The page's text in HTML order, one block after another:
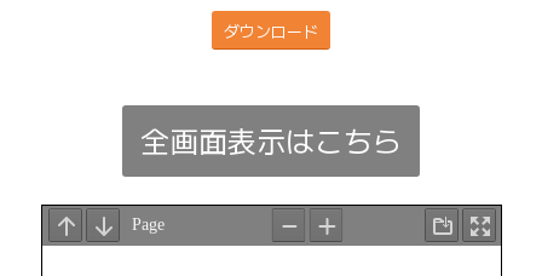
ダウンロード
全画面表示はこちら